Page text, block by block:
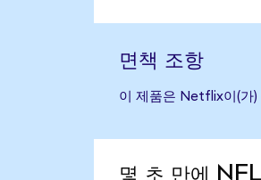
면책 조항
이 제품은 Netflix이(가)
몇 초 만에